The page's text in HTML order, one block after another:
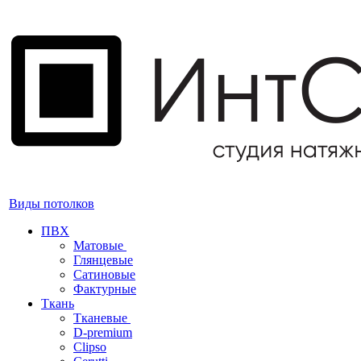
Виды потолков
ПВХ
Матовые
Глянцевые
Сатиновые
Фактурные
Ткань
Тканевые
D-premium
Clipso